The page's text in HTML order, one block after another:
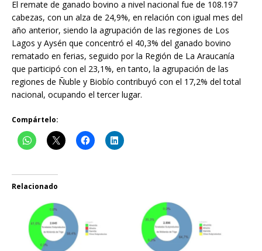
El remate de ganado bovino a nivel nacional fue de 108.197
cabezas, con un alza de 24,9%, en relación con igual mes del
año anterior, siendo la agrupación de las regiones de Los
Lagos y Aysén que concentró el 40,3% del ganado bovino
rematado en ferias, seguido por la Región de La Araucanía
que participó con el 23,1%, en tanto, la agrupación de las
regiones de Ñuble y Biobío contribuyó con el 17,2% del total
nacional, ocupando el tercer lugar.
Compártelo:
Relacionado